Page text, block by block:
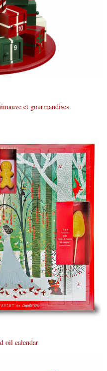
et gourmandises
oil calendar